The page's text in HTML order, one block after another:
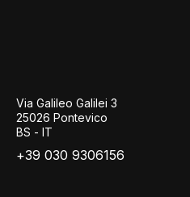
Via Galileo Galilei 3
25026 Pontevico
BS - IT
+39 030 9306156